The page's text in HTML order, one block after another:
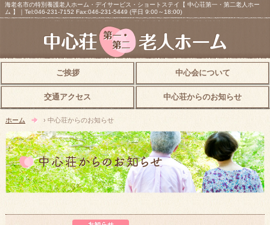
海老名市の特別養護老人ホーム・デイサービス・ショートステイ【 中心荘第一・第二老人ホー
ム 】｜Tel:046-231-7152 Fax:046-231-5449 (平日 9:00～18:00)
ご挨拶 中心会について
交通アクセス 中心荘からのお知らせ
ホーム › 中心荘からのお知らせ